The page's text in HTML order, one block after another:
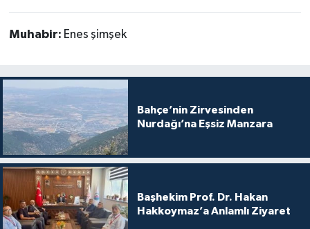
Muhabir: Enes şimşek
Bahçe’nin Zirvesinden
Nurdağı’na Eşsiz Manzara
Başhekim Prof. Dr. Hakan
Hakkoymaz’a Anlamlı Ziyaret